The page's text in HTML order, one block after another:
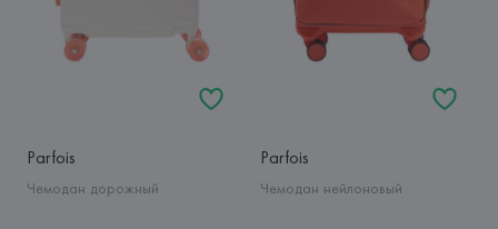
Parfois
Чемодан дорожный
Parfois
Чемодан нейлоновый